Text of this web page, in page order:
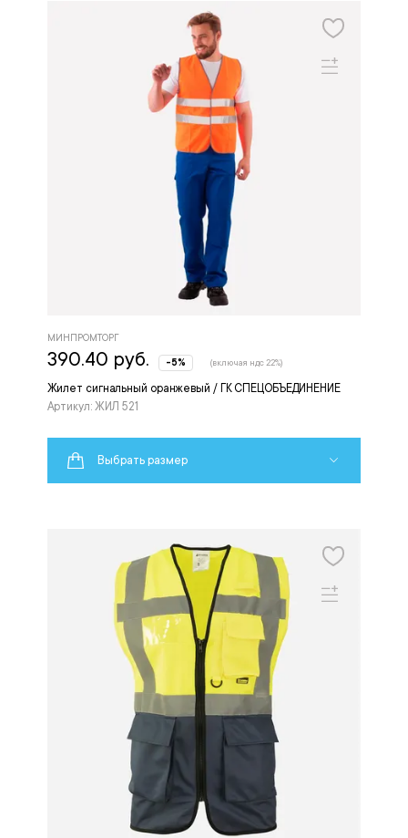
Жилет сигнальный оранжевый / ГК СПЕЦОБЪЕДИНЕНИЕ
Артикул: ЖИЛ 521
МИНПРОМТОРГ
390.40 руб. -5% (включая ндс 22%)
Выбрать размер